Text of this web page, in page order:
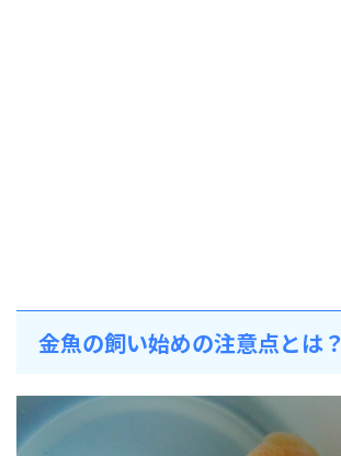
金魚の飼い始めの注意点とは？